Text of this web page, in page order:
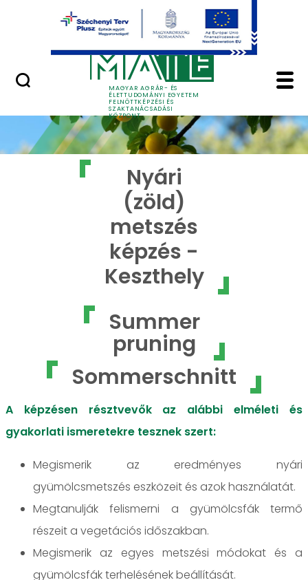
Ugrás a fő tartalomhoz
MAGYAR AGRÁR- ÉS
ÉLETTUDOMÁNYI EGYETEM
FELNŐTTKÉPZÉSI ÉS
SZAKTANÁCSADÁSI
KÖZPONT
Nyári (zöld) metszés
Nyári
(zöld)
metszés
képzés -
Keszthely
Summer
pruning
Sommerschnitt
A képzésen résztvevők az alábbi elméleti és
gyakorlati ismeretekre tesznek szert:
Megismerik az eredményes nyári
gyümölcsmetszés eszközeit és azok használatát.
Megtanulják felismerni a gyümölcsfák termő
részeit a vegetációs időszakban.
Megismerik az egyes metszési módokat és a
gyümölcsfák terhelésének beállítását.